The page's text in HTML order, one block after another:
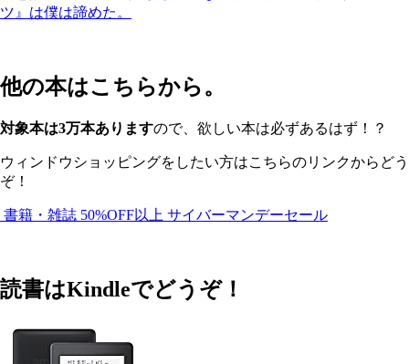
ツ』は僕は諦めた。
他の本はこちらから。
対象本は3万本ありますので、欲しい本は必ずあるはず！？
ウィンドウショッピングをしたい方はこちらのリンクからどう
ぞ！
書籍・雑誌 50%OFF以上 サイバーマンデーセール
読書はKindleでどうぞ！